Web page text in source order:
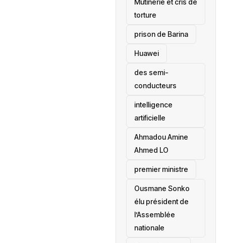
torture
prison de Barina
Huawei
des semi-
conducteurs
intelligence
artificielle
Ahmadou Amine
Ahmed LO
premier ministre
Ousmane Sonko
élu président de
l’Assemblée
nationale